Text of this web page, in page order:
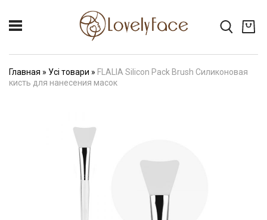
Главная » Усі товари » FLALIA Silicon Pack Brush Силиконовая
кисть для нанесения масок